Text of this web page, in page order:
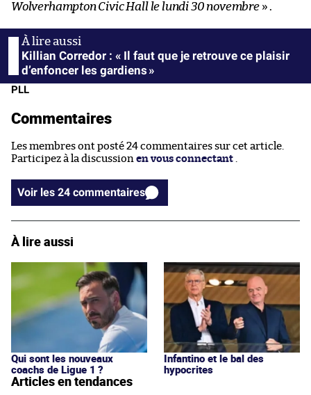
Wolverhampton Civic Hall le lundi 30 novembre» .
Killian Corredor : « Il faut que je retrouve ce plaisir
d’enfoncer les gardiens »
PLL
Commentaires
Les membres ont posté 24 commentaires sur cet article.
Participez à la discussion en vous connectant .
Voir les 24 commentaires
À lire aussi
Qui sont les nouveaux
coachs de Ligue 1 ?
Infantino et le bal des
hypocrites
Articles en tendances